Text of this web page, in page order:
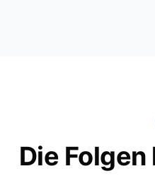
Die